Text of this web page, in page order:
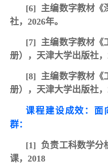
[6] 主编数字教材《
社，2026年。
[7] 主编数字教材《
册），天津大学出版社，
[8] 主编数字教材《
册），天津大学出版社，
课程建设成效：面
群：
[1] 负责工科数学分
课，2018